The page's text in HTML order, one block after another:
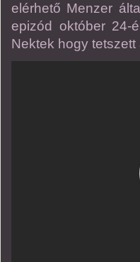
elérhető Menzer
epizód október
Nektek hogy tetszett